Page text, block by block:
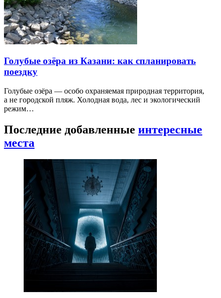
Голубые озёра из Казани: как спланировать
поездку
Голубые озёра — особо охраняемая природная территория,
а не городской пляж. Холодная вода, лес и экологический
режим…
Последние добавленные интересные
места